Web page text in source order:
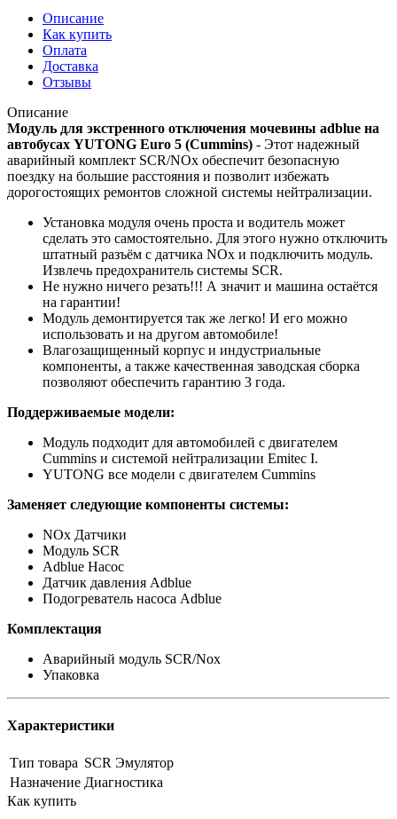
Описание
Как купить
Оплата
Доставка
Отзывы
Описание
Модуль для экстренного отключения мочевины adblue на
автобусах YUTONG Euro 5 (Cummins) - Этот надежный
аварийный комплект SCR/NOx обеспечит безопасную
поездку на большие расстояния и позволит избежать
дорогостоящих ремонтов сложной системы нейтрализации.
Установка модуля очень проста и водитель может
сделать это самостоятельно. Для этого нужно отключить
штатный разъём с датчика NOx и подключить модуль.
Извлечь предохранитель системы SCR.
Не нужно ничего резать!!! А значит и машина остаётся
на гарантии!
Модуль демонтируется так же легко! И его можно
использовать и на другом автомобиле!
Влагозащищенный корпус и индустриальные
компоненты, а также качественная заводская сборка
позволяют обеспечить гарантию 3 года.
Поддерживаемые модели:
Модуль подходит для автомобилей с двигателем
Cummins и системой нейтрализации Emitec I.
YUTONG все модели с двигателем Cummins
Заменяет следующие компоненты системы:
NOx Датчики
Модуль SCR
Adblue Насос
Датчик давления Adblue
Подогреватель насоса Adblue
Комплектация
Аварийный модуль SCR/Nox
Упаковка
Характеристики
Тип товара SCR Эмулятор
Назначение Диагностика
Как купить